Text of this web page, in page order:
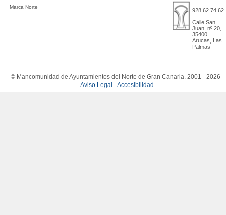
Marca Norte
928 62 74 62
Calle San
Juan, nº 20,
35400
Arucas, Las
Palmas
© Mancomunidad de Ayuntamientos del Norte de Gran Canaria. 2001 - 2026 -
Aviso Legal -Accesibilidad